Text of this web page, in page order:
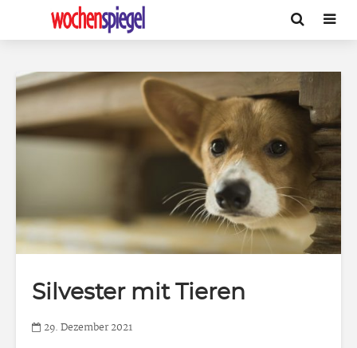
Silvester mit Tieren
29. Dezember 2021